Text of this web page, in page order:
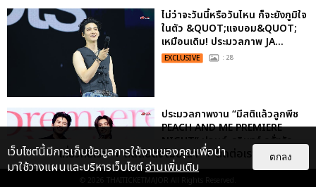
ไม่ว่าจะวันนี้หรือวันไหน ก็จะยังภูมิใจ
ในตัว &QUOT;แจบอม&QUOT;
เหมือนเดิม! ประมวลภาพ JA...
EXCLUSIVE : 28
ประมวลภาพงาน “มีสติแล้วลูกพีช
PEACH AND ME PREMIERE
NIGHT” ปอนด์-ภูวินทร์ คลั่งรัก
หวา...
EXCLUSIVE : 16
เกี่ยวกับเรา ติดต่อลงโฆษณา ติดต่อเรา
© 2026 THAITICKETMAJOR All Rights Reserved.
เว็บไซต์นี้มีการเก็บข้อมูลการใช้งานของคุณเพื่อนำ
มาใช้วางแผนและบริหารเว็บไซต์อ่านเพิ่มเติม
ตกลง